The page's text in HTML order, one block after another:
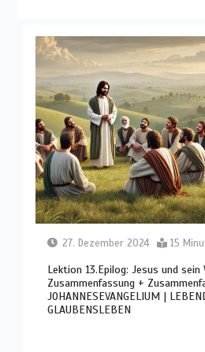
27. Dezember 2024 15
Lektion 13.Epilog: Jesus und sein
Zusammenfassung +
JOHANNESEVANGELIUM |
GLAUBENSLEBEN